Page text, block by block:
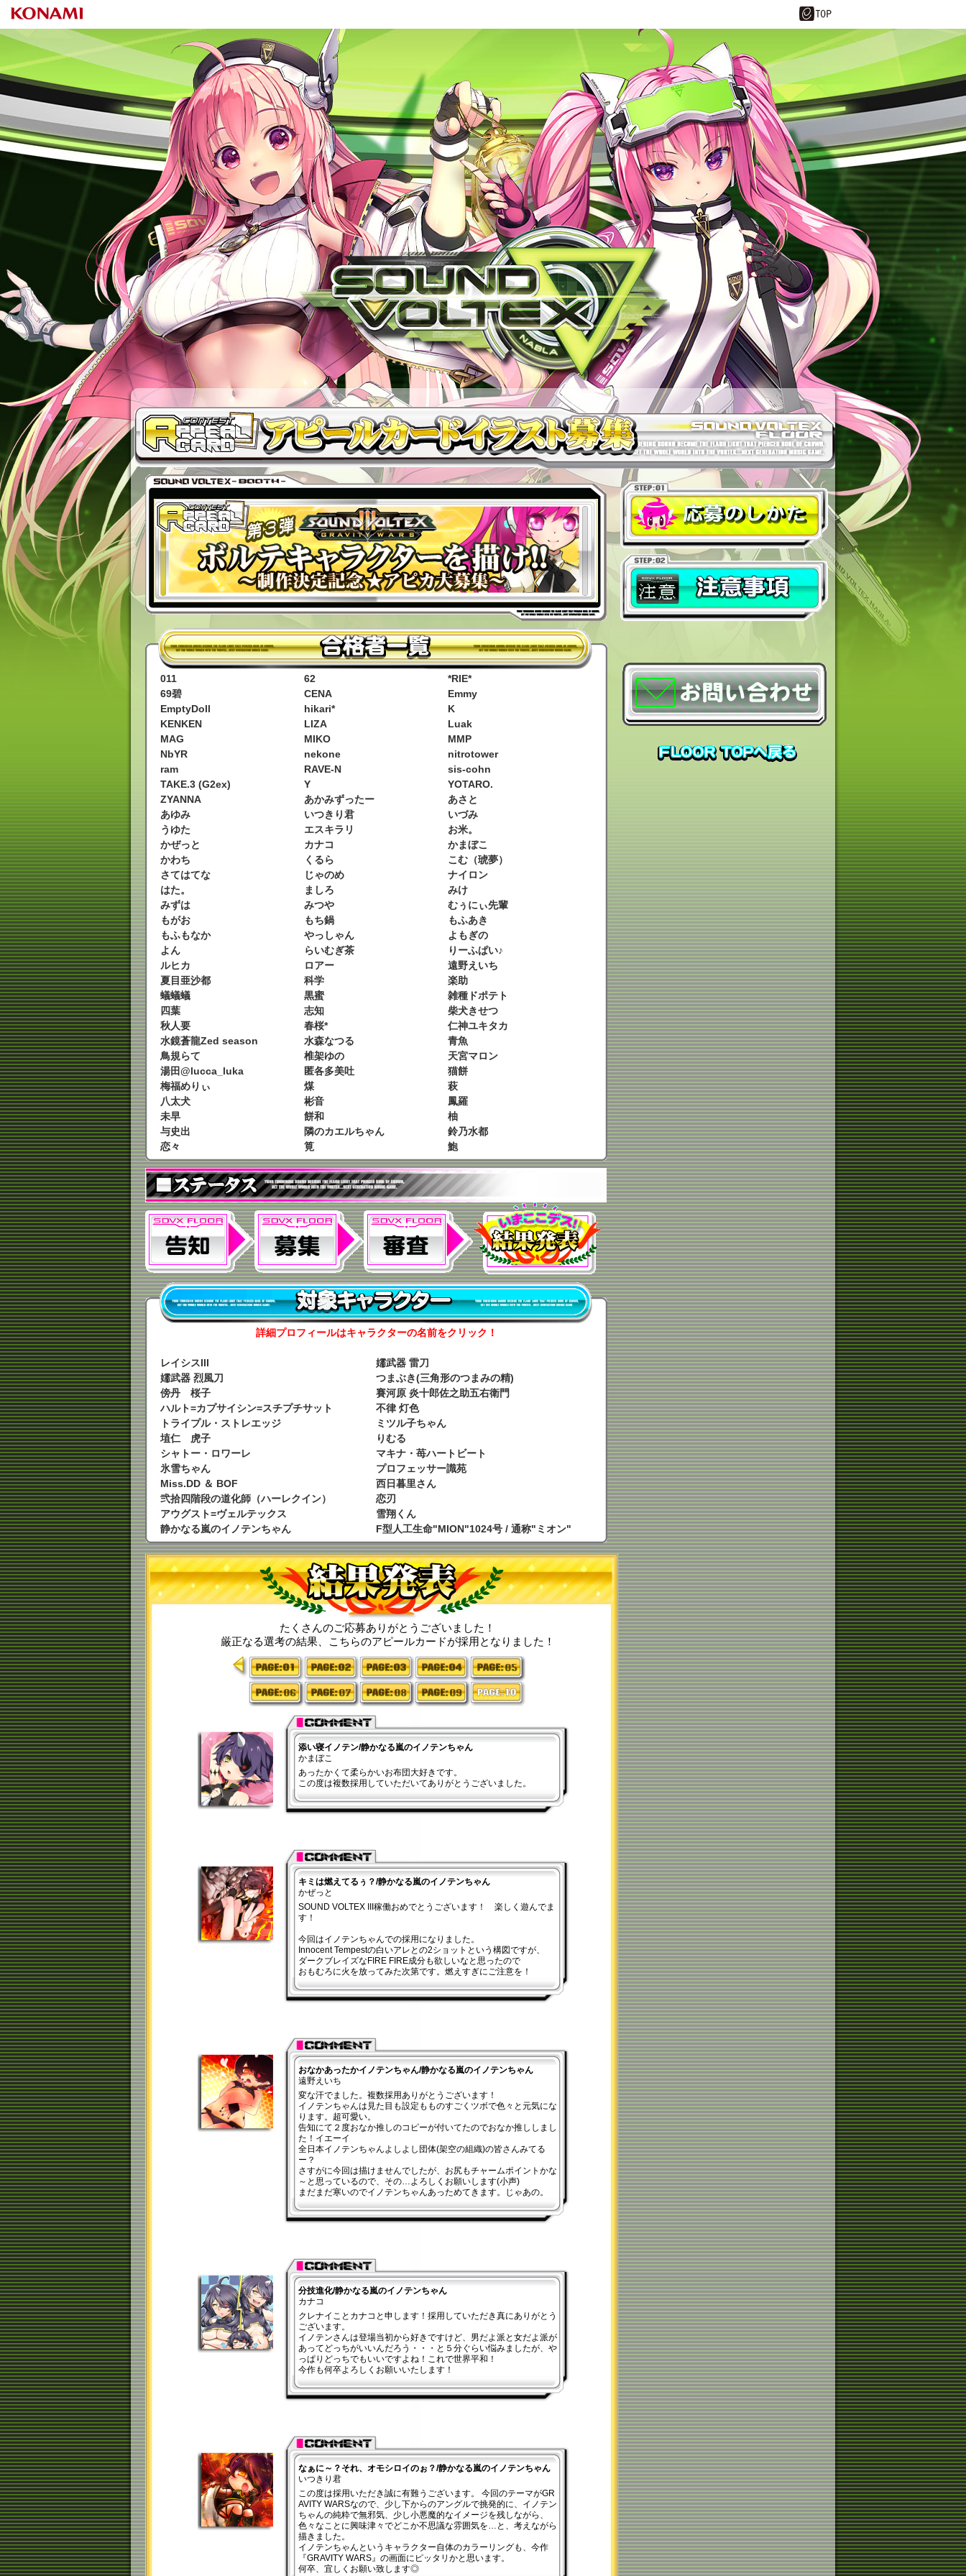
応募の仕方
011 62
*RIE*
69碧
CENA
Emmy
EmptyDoll
hikari*
K
KENKEN
LIZA
Luak
MAG
MIKO
MMP
NbYR
nekone
nitrotower
ram
RAVE-N
sis-cohn
TAKE.3 (G2ex)
Y
YOTARO.
ZYANNA
あかみずったー
あさと
あゆみ
いつきり君
いづみ
うゆた
エスキラリ
お米。
かぜっと
カナコ
かまぼこ
かわち
くるら
こむ（琥夢）
さてはてな
じゃのめ
ナイロン
はた。
ましろ
みけ
みずは
みつや
むぅにぃ先輩
もがお
もち鍋
もふあき
もふもなか
やっしゃん
よもぎの
よん
らいむぎ茶
りーふぱい♪
ルヒカ
ロアー
遠野えいち
夏目亜沙都
科学
楽助
蟻蟻蟻
黒蜜
雑種ドポテト
四葉
志知
柴犬きせつ
秋人要
春桜*
仁神ユキタカ
水鏡蒼龍Zed season
水森なつる
青魚
鳥規らて
椎架ゆの
天宮マロン
湯田@lucca_luka
匿各多美吐
猫餅
梅福めりぃ
煤
萩
八太犬
彬音
鳳羅
未早
餅和
柚
与史出
隣のカエルちゃん
鈴乃水都
恋々
筧 鮑
詳細プロフィールはキャラクターの名前をクリック！
レイシスIII
嬬武器 雷刀
嬬武器 烈風刀
つまぶき(三角形のつまみの精)
傍丹 桜子
賽河原 炎十郎佐之助五右衛門
ハルト=カプサイシン=スチプチサット
不律 灯色
トライプル・ストレエッジ
ミツル子ちゃん
埴仁 虎子
りむる
シャトー・ロワーレ
マキナ・苺ハートビート
氷雪ちゃん
プロフェッサー識苑
Miss.DD ＆ BOF
西日暮里さん
弐拾四階段の道化師（ハーレクイン）
恋刃
アウグスト=ヴェルテックス
雪翔くん
静かなる嵐のイノテンちゃん
F型人工生命"MION"1024号 / 通称"ミオン"
たくさんのご応募ありがとうございました！
厳正なる選考の結果、こちらのアピールカードが採用となりました！
1 2 3 4 5
7
添い寝イノテン/静かなる嵐のイノテンちゃん
かまぼこ
あったかくて柔らかいお布団大好きです。
この度は複数採用していただいてありがとうございました。
キミは燃えてるぅ？/静かなる嵐のイノテンちゃん
かぜっと
SOUND VOLTEX III稼働おめでとうございます！ 楽しく遊んでま
す！
今回はイノテンちゃんでの採用になりました。
Innocent Tempestの白いアレとの2ショットという構図ですが、
ダークブレイズなFIRE FIRE成分も欲しいなと思ったので
おもむろに火を放ってみた次第です。燃えすぎにご注意を！
おなかあったかイノテンちゃん/静かなる嵐のイノテンちゃん
遠野えいち
変な汗でました。複数採用ありがとうございます！
イノテンちゃんは見た目も設定もものすごくツボで色々と元気にな
ります。超可愛い。
告知にて２度おなか推しのコピーが付いてたのでおなか推ししまし
た！イエーイ
全日本イノテンちゃんよしよし団体(架空の組織)の皆さんみてる
ー？
さすがに今回は描けませんでしたが、お尻もチャームポイントかな
～と思っているので、その…よろしくお願いします(小声)
まだまだ寒いのでイノテンちゃんあっためてきます。じゃあの。
分技進化/静かなる嵐のイノテンちゃん
カナコ
クレナイことカナコと申します！採用していただき真にありがとう
ございます。
イノテンさんは登場当初から好きですけど、男だよ派と女だよ派が
あってどっちがいいんだろう・・・と５分ぐらい悩みましたが、や
っぱりどっちでもいいですよね！これで世界平和！
今作も何卒よろしくお願いいたします！
なぁに～？それ、オモシロイのぉ？/静かなる嵐のイノテンちゃん
いつきり君
この度は採用いただき誠に有難うございます。 今回のテーマがGR
AVITY WARSなので、少し下からのアングルで挑発的に、イノテン
ちゃんの純粋で無邪気、少し小悪魔的なイメージを残しながら、
色々なことに興味津々でどこか不思議な雰囲気を…と、考えながら
描きました。
イノテンちゃんというキャラクター自体のカラーリングも、今作
『GRAVITY WARS』の画面にピッタリかと思います。
何卒、宜しくお願い致します◎